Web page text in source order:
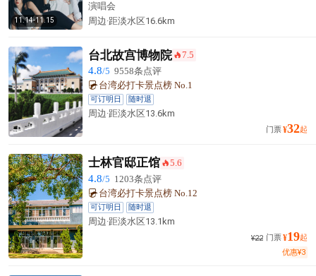
11.14-11.15
演唱会
周边·距淡水区16.6km
台北故宫博物院 󰺂7.5
4.8/5 9558条点评
台湾必打卡景点榜 No.1
可订明日 随时退
周边·距淡水区13.6km
门票¥32起
士林官邸正馆 󰺂5.6
4.8/5 1203条点评
台湾必打卡景点榜 No.12
可订明日 随时退
周边·距淡水区13.1km
¥22 门票¥19起
优惠¥3